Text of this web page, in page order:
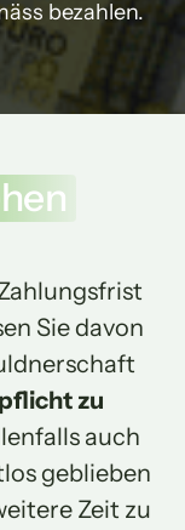
bezahlen.
Sie davon
zu
auch
geblieben
Zeit zu